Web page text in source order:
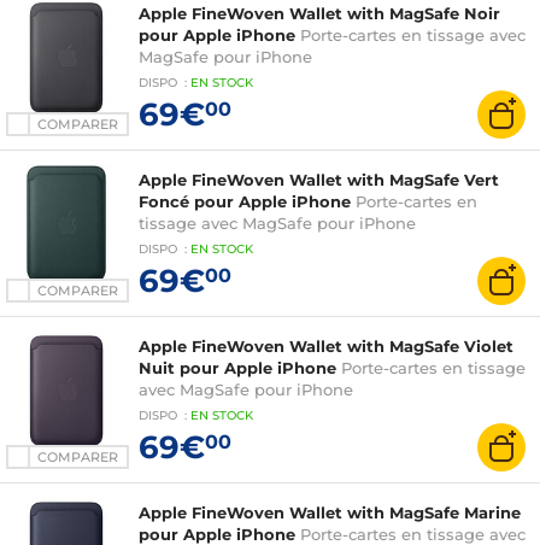
COMPARER
Apple FineWoven Wallet with MagSafe Noir
pour Apple iPhone Porte-cartes en tissage avec
MagSafe pour iPhone
DISPO : EN STOCK
69€00
COMPARER
Apple FineWoven Wallet with MagSafe Vert
Foncé pour Apple iPhone Porte-cartes en
tissage avec MagSafe pour iPhone
DISPO : EN STOCK
69€00
COMPARER
Apple FineWoven Wallet with MagSafe Violet
Nuit pour Apple iPhone Porte-cartes en tissage
avec MagSafe pour iPhone
DISPO : EN STOCK
69€00
Apple FineWoven Wallet with MagSafe Marine
pour Apple iPhone Porte-cartes en tissage avec